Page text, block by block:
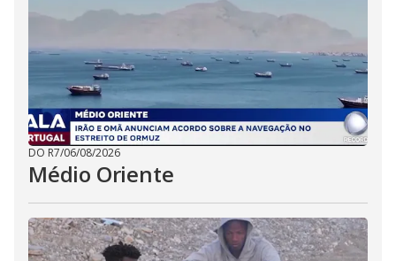
DO R7/06/08/2026
Médio Oriente